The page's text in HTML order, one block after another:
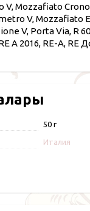
V, Mozzafiato
V, Mozzafiato
V, Porta Via, R
A 2016, RE-A, RE
50 г
Италия